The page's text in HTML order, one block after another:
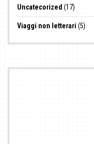
Uncatecorized (17)
Viaggi non letterari(5)